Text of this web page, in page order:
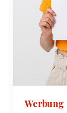
Werbung